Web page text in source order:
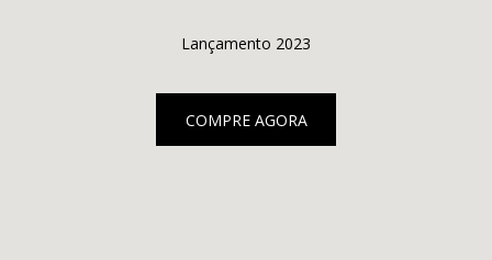
Lançamento 2023
COMPRE AGORA